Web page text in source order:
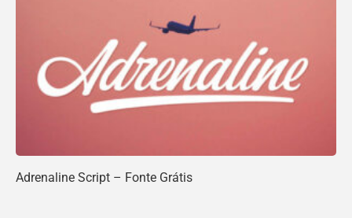
Adrenaline Script – Fonte Grátis